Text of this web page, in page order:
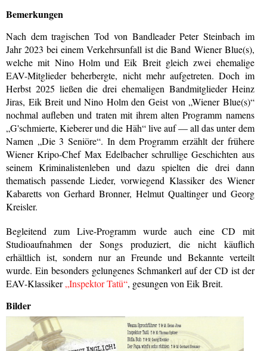
Bemerkungen
Nach dem tragischen Tod von Bandleader Peter Steinbach im
Jahr 2023 bei einem Verkehrsunfall ist die Band Wiener Blue(s),
welche mit Nino Holm und Eik Breit gleich zwei ehemalige
EAV-Mitglieder beherbergte, nicht mehr aufgetreten. Doch im
Herbst 2025 ließen die drei ehemaligen Bandmitglieder Heinz
Jiras, Eik Breit und Nino Holm den Geist von „Wiener Blue(s)“
nochmal aufleben und traten mit ihrem alten Programm namens
„G'schmierte, Kieberer und die Häh“ live auf — all das unter dem
Namen „Die 3 Seniöre“. In dem Programm erzählt der frühere
Wiener Kripo-Chef Max Edelbacher schrullige Geschichten aus
seinem Kriminalistenleben und dazu spielten die drei dann
thematisch passende Lieder, vorwiegend Klassiker des Wiener
Kabaretts von Gerhard Bronner, Helmut Qualtinger und Georg
Kreisler.
Begleitend zum Live-Programm wurde auch eine CD mit
Studioaufnahmen der Songs produziert, die nicht käuflich
erhältlich ist, sondern nur an Freunde und Bekannte verteilt
wurde. Ein besonders gelungenes Schmankerl auf der CD ist der
EAV-Klassiker„Inspektor Tatü“, gesungen von Eik Breit.
Bilder